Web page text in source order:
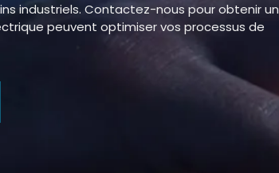
industriels. Contactez-nous pour obtenir un
peuvent optimiser vos processus de